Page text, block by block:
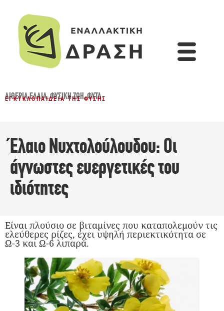
ΑΙΘΈΡΙΑ ΈΛΑΙΑ,ΦΥΣΙΚΉ ΖΩΉ,ΦΥΤΆ
ΕΓΚΥΚΛΟΠΑΊΔΕΙΑ ΤΗΣ ΦΎΣΗΣ
Έλαιο Νυχτολούλουδου: Οι
άγνωστες ευεργετικές του
ιδιότητες
Είναι πλούσιο σε βιταμίνες που καταπολεμούν τις
ελεύθερες ρίζες, έχει υψηλή περιεκτικότητα σε
Ω-3 και Ω-6 λιπαρά.